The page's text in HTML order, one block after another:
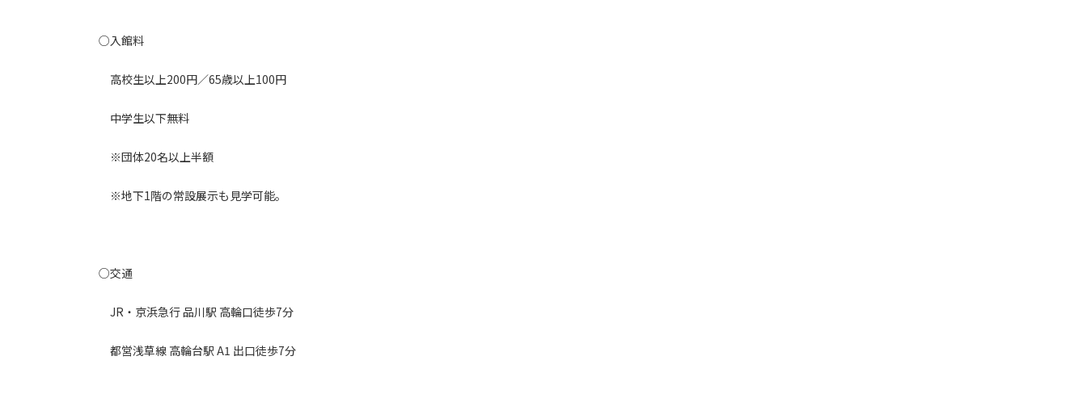
○入館料
高校生以上200円／65歳以上100円
中学生以下無料
※団体20名以上半額
※地下1階の常設展示も見学可能。
○交通
JR・京浜急行 品川駅 高輪口徒歩7分
都営浅草線 高輪台駅 A1 出口徒歩7分